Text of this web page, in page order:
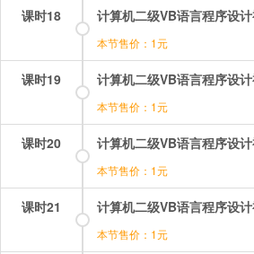
课时18
本节售价：1元
课时19
本节售价：1元
课时20
本节售价：1元
课时21
本节售价：1元